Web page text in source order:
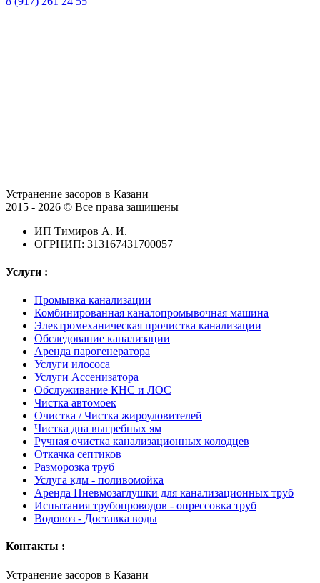
Устранение засоров в Казани
2015 - 2026 © Все права защищены
ИП Тимиров А. И.
ОГРНИП: 313167431700057
Услуги :
Промывка канализации
Комбинированная каналопромывочная машина
Электромеханическая прочистка канализации
Обследование канализации
Аренда парогенератора
Услуги илососа
Услуги Ассенизатора
Обслуживание КНС и ЛОС
Чистка автомоек
Очистка / Чистка жироуловителей
Чистка дна выгребных ям
Ручная очистка канализационных колодцев
Откачка септиков
Разморозка труб
Услуга кдм - поливомойка
Аренда Пневмозаглушки для канализационных труб
Испытания трубопроводов - опрессовка труб
Водовоз - Доставка воды
Контакты :
Устранение засоров в Казани